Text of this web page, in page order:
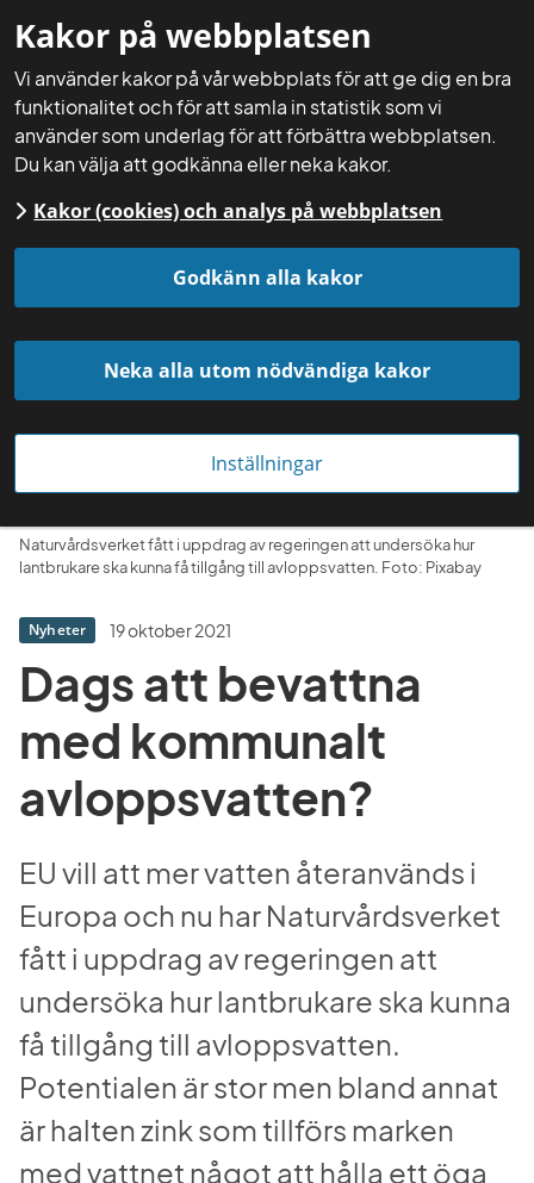
Kakor på webbplatsen
Vi använder kakor på vår webbplats för att ge dig en bra
funktionalitet och för att samla in statistik som vi
använder som underlag för att förbättra webbplatsen.
Du kan välja att godkänna eller neka kakor.
Kakor (cookies) och analys på webbplatsen
Godkänn alla kakor
Neka alla utom nödvändiga kakor
Inställningar
Mina sidor
Startsida Aktuellt Nyheter
Naturvårdsverket fått i uppdrag av regeringen att undersöka hur
lantbrukare ska kunna få tillgång till avloppsvatten. Foto: Pixabay
Nyheter 19 oktober 2021
Dags att bevattna
med kommunalt
avloppsvatten?
EU vill att mer vatten återanvänds i
Europa och nu har Naturvårdsverket
fått i uppdrag av regeringen att
undersöka hur lantbrukare ska kunna
få tillgång till avloppsvatten.
Potentialen är stor men bland annat
är halten zink som tillförs marken
med vattnet något att hålla ett öga